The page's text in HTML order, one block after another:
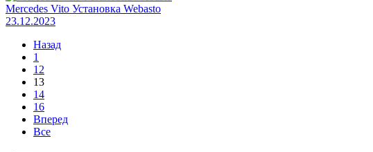
Mercedes Vito Установка Webasto
23.12.2023
Назад
1
12
13
14
16
Вперед
Все